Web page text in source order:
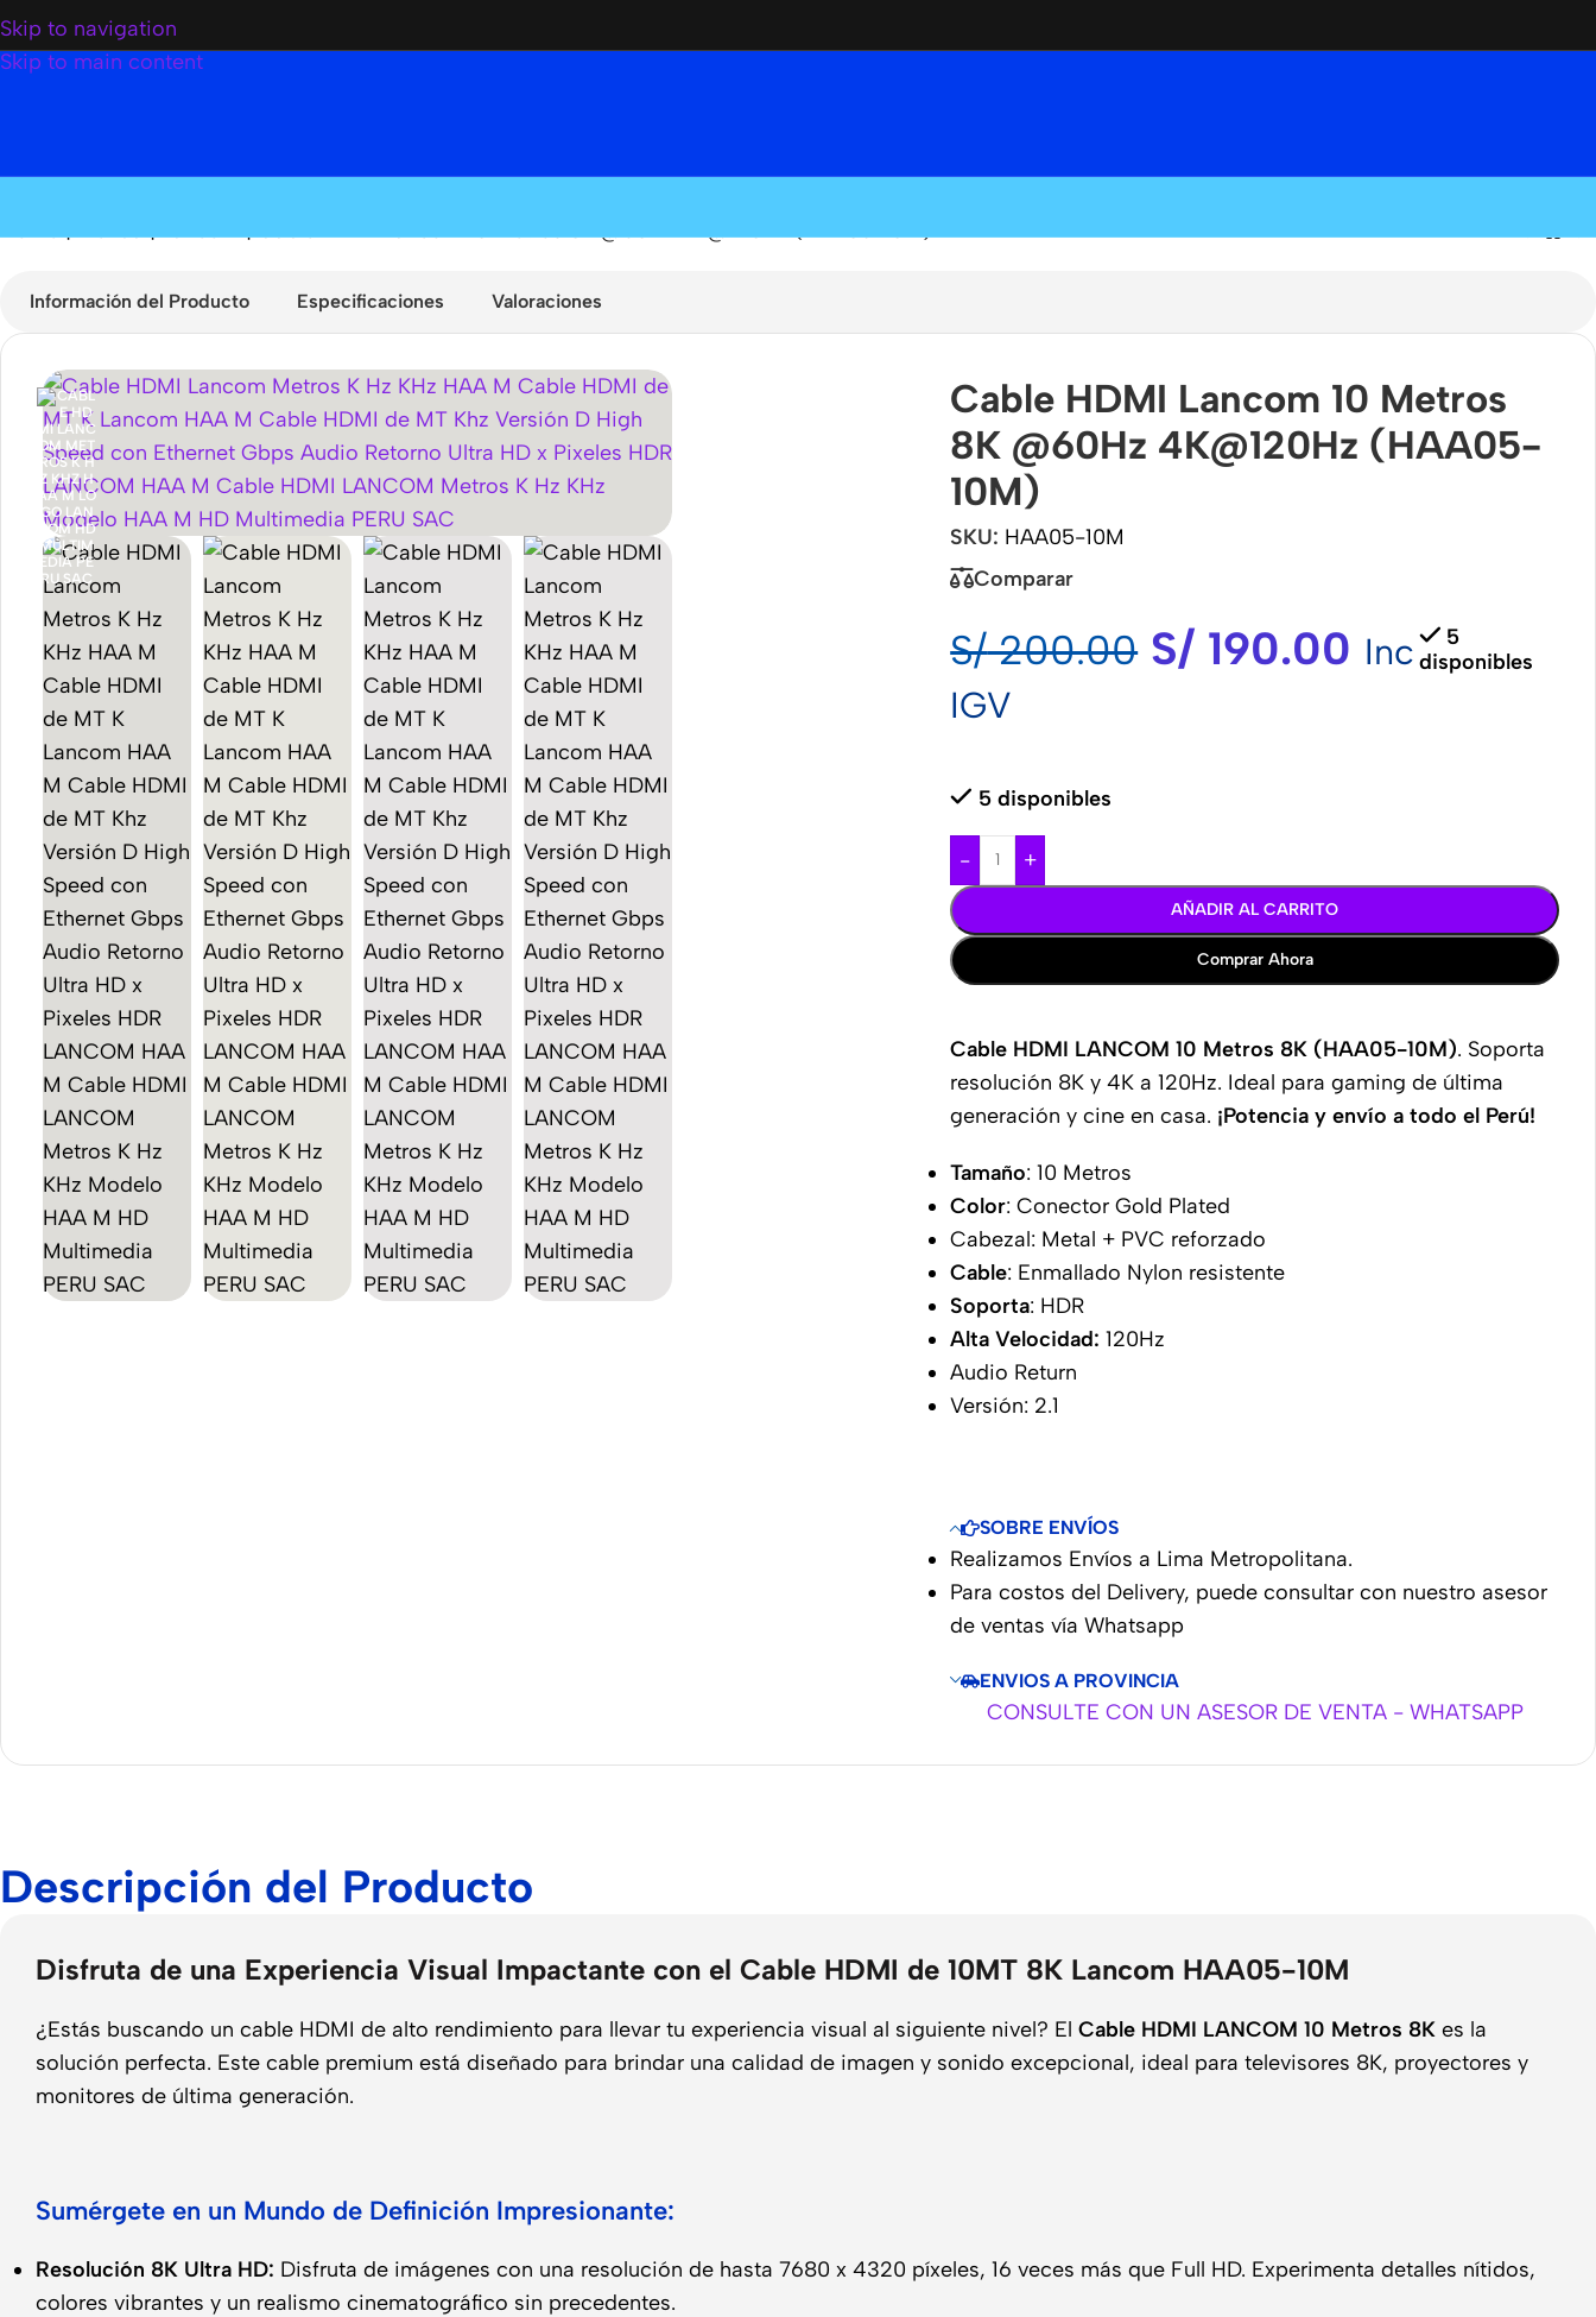
Skip to navigation
Skip to main content
Home | Tienda | Lancom |Cable HDMI Lancom 10 Metros 8K @60Hz 4K@120Hz (HAA05-10M)
Información del Producto Especificaciones Valoraciones
Cable HDMI Lancom 10 Metros
8K @60Hz 4K@120Hz (HAA05-
10M)
SKU: HAA05-10M
Comparar
S/200.00 S/ 190.00 Inc
IGV
5
disponibles
5 disponibles
- +
AÑADIR AL CARRITO
Comprar Ahora
Cable HDMI LANCOM 10 Metros 8K (HAA05-10M). Soporta
resolución 8K y 4K a 120Hz. Ideal para gaming de última
generación y cine en casa. ¡Potencia y envío a todo el Perú!
Tamaño: 10 Metros
Color: Conector Gold Plated
Cabezal: Metal + PVC reforzado
Cable: Enmallado Nylon resistente
Soporta: HDR
Alta Velocidad: 120Hz
Audio Return
Versión: 2.1
SOBRE ENVÍOS
Realizamos Envíos a Lima Metropolitana.
Para costos del Delivery, puede consultar con nuestro asesor
de ventas vía Whatsapp
ENVIOS A PROVINCIA
CONSULTE CON UN ASESOR DE VENTA - WHATSAPP
Descripción del Producto
Disfruta de una Experiencia Visual Impactante con el Cable HDMI de 10MT 8K Lancom HAA05-10M
¿Estás buscando un cable HDMI de alto rendimiento para llevar tu experiencia visual al siguiente nivel? El Cable HDMI LANCOM 10 Metros 8K es la
solución perfecta. Este cable premium está diseñado para brindar una calidad de imagen y sonido excepcional, ideal para televisores 8K, proyectores y
monitores de última generación.
Sumérgete en un Mundo de Definición Impresionante:
Resolución 8K Ultra HD: Disfruta de imágenes con una resolución de hasta 7680 x 4320 píxeles, 16 veces más que Full HD. Experimenta detalles nítidos,
colores vibrantes y un realismo cinematográfico sin precedentes.